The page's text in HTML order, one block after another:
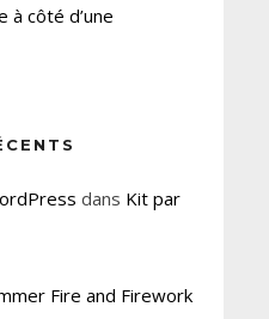
à côté d’une
dans Kit par
Fire and Firework